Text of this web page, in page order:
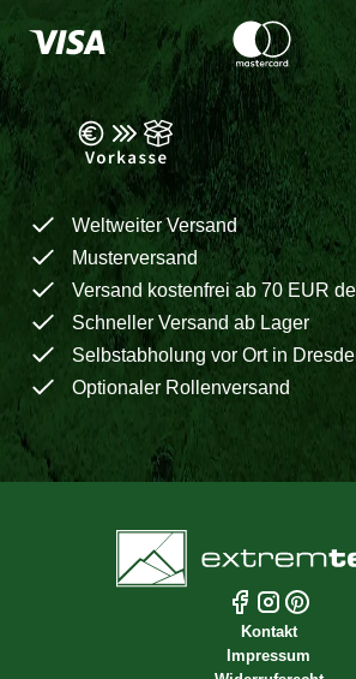
Weltweiter Versand
Musterversand
Versand kostenfrei ab 70 EUR
Schneller Versand ab Lager
Selbstabholung vor Ort in
Optionaler Rollenversand
Kontakt
Impressum